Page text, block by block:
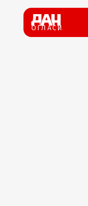
ОГЛАСИ